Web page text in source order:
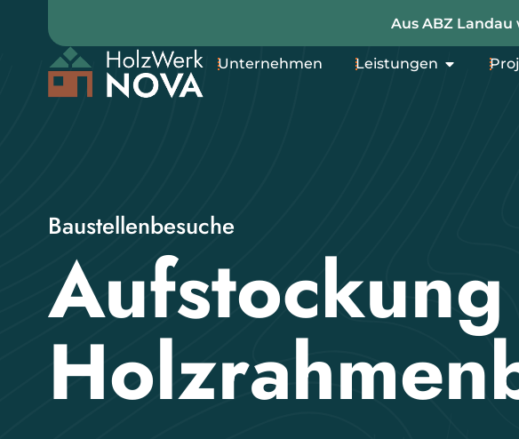
Aus ABZ
Unternehmen Leistungen
Baustellenbesuche